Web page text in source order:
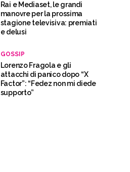
Rai e Mediaset, le grandi
manovre per la prossima
stagione televisiva: premiati
e delusi
GOSSIP
Lorenzo Fragola e gli
attacchi di panico dopo “X
Factor”: “Fedez non mi diede
supporto”